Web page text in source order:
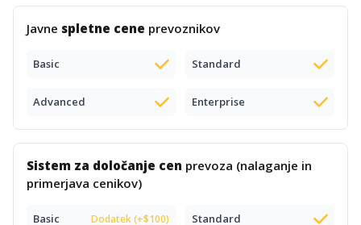
Javne spletne cene prevoznikov
Basic Standard
Advanced Enterprise
Sistem za določanje cen prevoza (nalaganje in
primerjava cenikov)
Basic Dodatek (+$100) Standard